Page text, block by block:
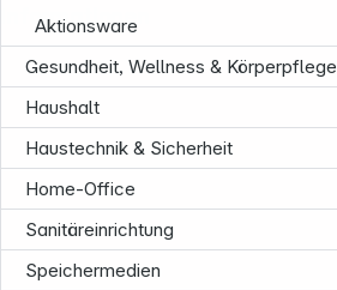
Aktionsware
Gesundheit, Wellness & Körperpflege
Haushalt
Haustechnik & Sicherheit
Home-Office
Sanitäreinrichtung
Speichermedien
Informationen